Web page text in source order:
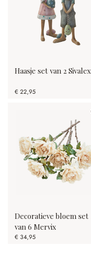
Haasje set van 2 Sivalex
€ 22,95
Decoratieve bloem set
van 6 Mervix
€ 34,95